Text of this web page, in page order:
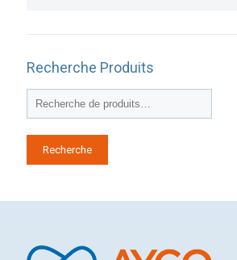
Recherche Produits
Recherche